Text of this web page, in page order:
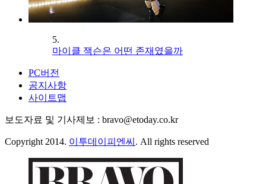
5.
마이클 잭슨은 어떤 존재였을까
PC버전
공지사항
사이트맵
보도자료 및 기사제보 : bravo@etoday.co.kr
Copyright 2014. 이투데이피엔씨 . All rights reserved